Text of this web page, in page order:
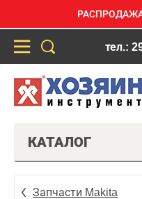
тел.:
КАТАЛОГ
Запчасти Makita